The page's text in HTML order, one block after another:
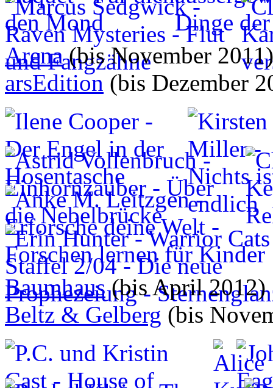
Arena(bis November 2011)
arsEdition (bis Dezember
Baumhaus(bis April 2012)
Beltz & Gelberg (bis